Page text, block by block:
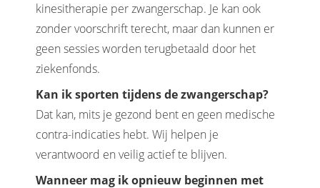
kinesitherapie per zwangerschap. Je kan ook
zonder voorschrift terecht, maar dan kunnen er
geen sessies worden terugbetaald door het
ziekenfonds.
Kan ik sporten tijdens de zwangerschap?
Dat kan, mits je gezond bent en geen medische
contra-indicaties hebt. Wij helpen je
verantwoord en veilig actief te blijven.
Wanneer mag ik opnieuw beginnen met